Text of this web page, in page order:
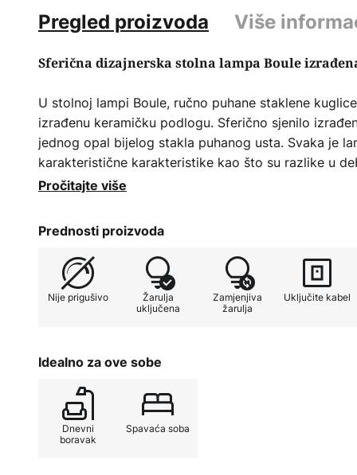
Pregled proizvoda Više
Sferična dizajnerska stolna lampa Boule
U stolnoj lampi Boule, ručno puhane staklene
izrađenu keramičku podlogu. Sferično sjenilo
jednog opal bijelog stakla puhanog usta. Svaka je
karakteristične karakteristike kao što su razlike u
To nisu nedostaci, već karakteristike koje
Pročitajte više
Prednosti proizvoda
Nije prigušivo
Žarulja
uključena
Zamjenjiva
žarulja
Uključite kabel
Idealno za ove sobe
Dnevni
boravak
Spavaća soba